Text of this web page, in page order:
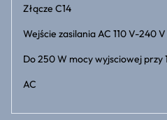
Złącze C14
Wejście zasilania AC 110 V-240 V
Do 250 W mocy wyjsciowej przy
AC